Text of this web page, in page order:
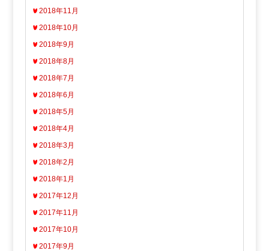
2018年11月
2018年10月
2018年9月
2018年8月
2018年7月
2018年6月
2018年5月
2018年4月
2018年3月
2018年2月
2018年1月
2017年12月
2017年11月
2017年10月
2017年9月